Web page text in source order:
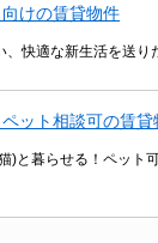
けの賃貸物件
、快適な新生活を送
ット相談可の賃貸
)と暮らせる！ペット